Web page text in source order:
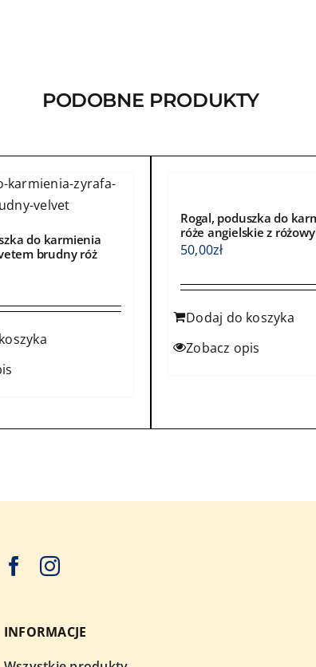
na
produktu
PODOBNE PRODUKTY
do karmienia
brudny róż
Rogal, poduszka do
róże angielskie z
50,00zł
Dodaj do koszyka
Zobacz opis
INFORMACJE